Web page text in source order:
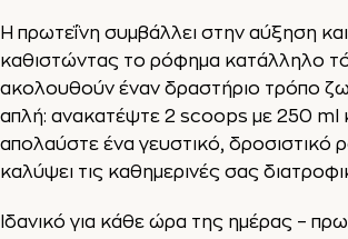
Η πρωτεΐνη συμβάλλει στην αύξηση
καθιστώντας το ρόφημα κατάλληλο
ακολουθούν έναν δραστήριο τρόπο
απλή: ανακατέψτε 2 scoops με 250 ml
απολαύστε ένα γευστικό, δροσιστικό
καλύψει τις καθημερινές σας
Ιδανικό για κάθε ώρα της ημέρας –